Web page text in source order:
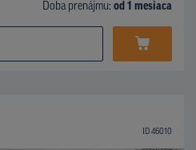
Doba prenájmu: od 1 mesiaca
ID 46010